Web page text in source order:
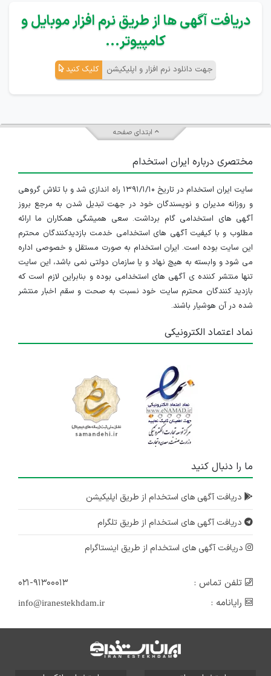
دریافت آگهی ها از طریق نرم افزار موبایل و
کامپیوتر...
جهت دانلود نرم افزار و اپلیکیشن کلیک کنید
ابتدای صفحه
مختصری درباره ایران استخدام
سایت ایران استخدام در تاریخ ۱۳۹۱/۱/۱۰ راه اندازی شد و با تلاش گروهی
و روزانه مدیران و نویسندگان خود در جهت تبدیل شدن به مرجع بروز
آگهی های استخدامی گام برداشت. سعی همیشگی همکاران ما ارائه
مطلوب و با کیفیت آگهی های استخدامی خدمت بازدیدکنندگان محترم
این سایت بوده است. ایران استخدام به صورت مستقل و خصوصی اداره
می شود و وابسته به هیچ نهاد و یا سازمان دولتی نمی باشد، این سایت
تنها منتشر کننده ی آگهی های استخدامی بوده و بنابراین لازم است که
بازدید کنندگان محترم سایت خود نسبت به صحت و سقم اخبار منتشر
شده در آن هوشیار باشند.
نماد اعتماد الکترونیکی
ما را دنبال کنید
دریافت آگهی های استخدام از طریق اپلیکیشن
دریافت آگهی های استخدام از طریق تلگرام
دریافت آگهی های استخدام از طریق اینستاگرام
تلفن تماس :
۰۲۱-۹۱۳۰۰۰۱۳
رایانامه :
info@iranestekhdam.ir